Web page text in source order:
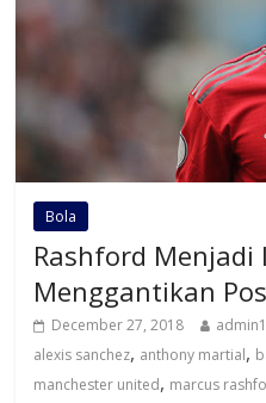
Bola
Rashford Menjadi
Menggantikan
December 27, 2018 admin1
alexis sanchez, anthony martial,
manchester united, marcus